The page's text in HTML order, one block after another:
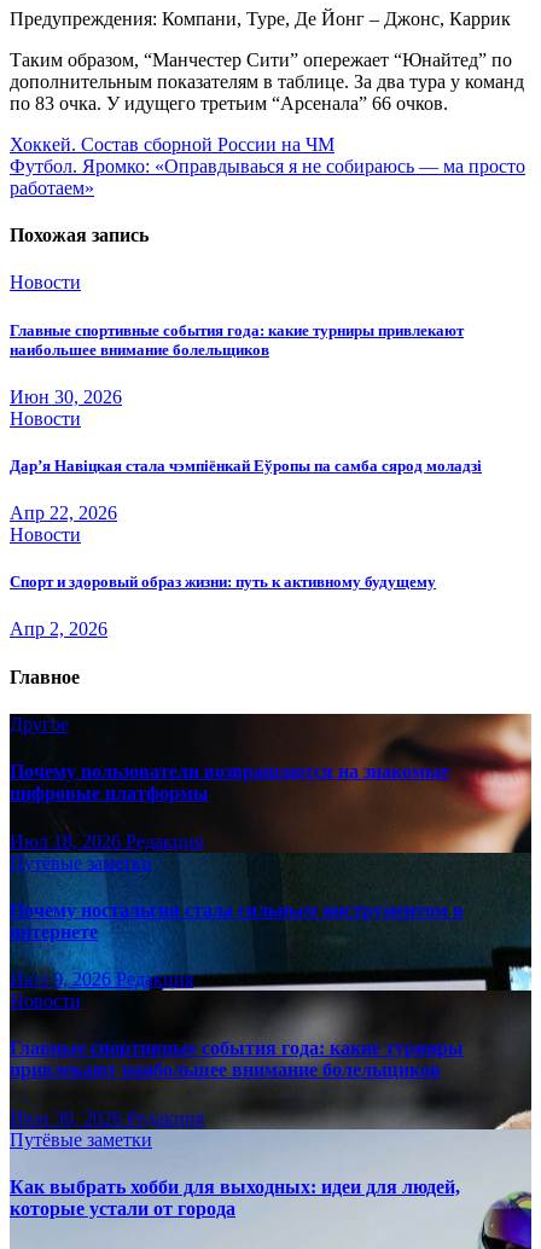
Предупреждения: Компани, Туре, Де Йонг – Джонс, Каррик
Таким образом, “Манчестер Сити” опережает “Юнайтед” по
дополнительным показателям в таблице. За два тура у команд
по 83 очка. У идущего третьим “Арсенала” 66 очков.
Навигация
по
Хоккей. Cостав сборной России на ЧМ
Футбол. Яромко: «Оправдываься я не собираюсь — ма просто
работаем»
Похожая запись
Новости
Главные спортивные события года: какие турниры привлекают
наибольшее внимание болельщиков
Июн 30, 2026
Новости
Дар’я Навіцкая стала чэмпіёнкай Еўропы па самба сярод моладзі
Апр 22, 2026
Новости
Спорт и здоровый образ жизни: путь к активному будущему
Апр 2, 2026
Главное
Другое
Почему пользователи возвращаются на знакомые
цифровые платформы
Июл 18, 2026 Редакция
Путёвые заметки
Почему ностальгия стала сильным инструментом в
интернете
Июл 9, 2026 Редакция
Новости
Главные спортивные события года: какие турниры
привлекают наибольшее внимание болельщиков
Июн 30, 2026 Редакция
Путёвые заметки
Как выбрать хобби для выходных: идеи для людей,
которые устали от города